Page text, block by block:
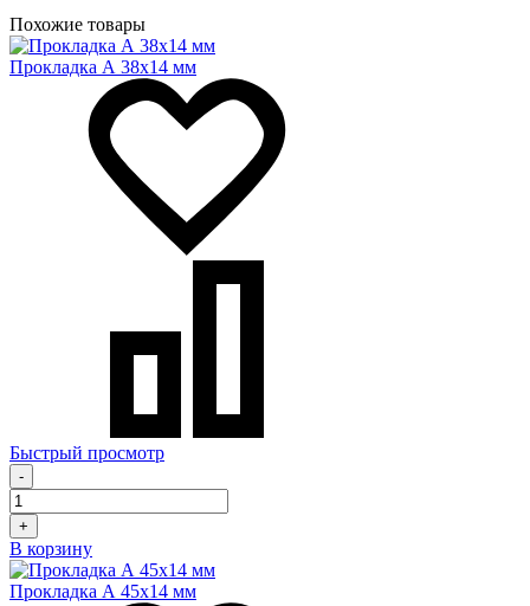
Похожие товары
Прокладка А 38х14 мм
Быстрый просмотр
-
+
В корзину
Прокладка А 45х14 мм